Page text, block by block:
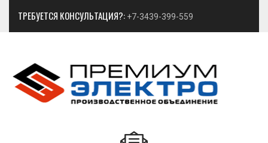
ТРЕБУЕТСЯ КОНСУЛЬТАЦИЯ?: +7-3439-399-559